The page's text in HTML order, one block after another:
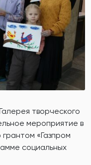
творческого
мероприятие в
«Газпром
социальных